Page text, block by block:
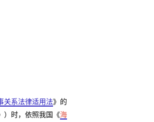
关系法律适用法》的
）时，依照我国《海